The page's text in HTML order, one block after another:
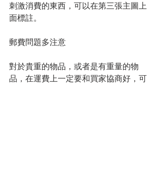
刺激消費的東西，可以在第三張主圖上
面標註。
郵費問題多注意
對於貴重的物品，或者是有重量的物
品，在運費上一定要和買家協商好，可